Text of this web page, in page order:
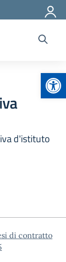
d'istituto
di contratto